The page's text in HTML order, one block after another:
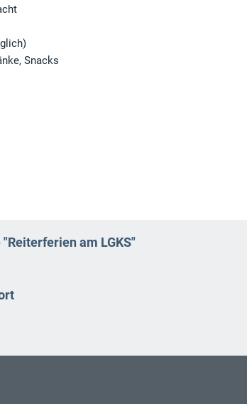
Snacks
am LGKS"